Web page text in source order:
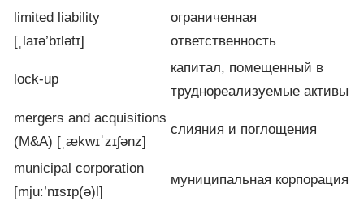
limited liability
[ˌlaɪə’bɪlətɪ]
ограниченная
ответственность
lock-up
капитал, помещенный в
труднореализуемые активы
mergers and acquisitions
(M&A) [ˌækwɪˈzɪʃənz]
слияния и поглощения
municipal corporation
[mjuː’nɪsɪp(ə)l]
муниципальная корпорация